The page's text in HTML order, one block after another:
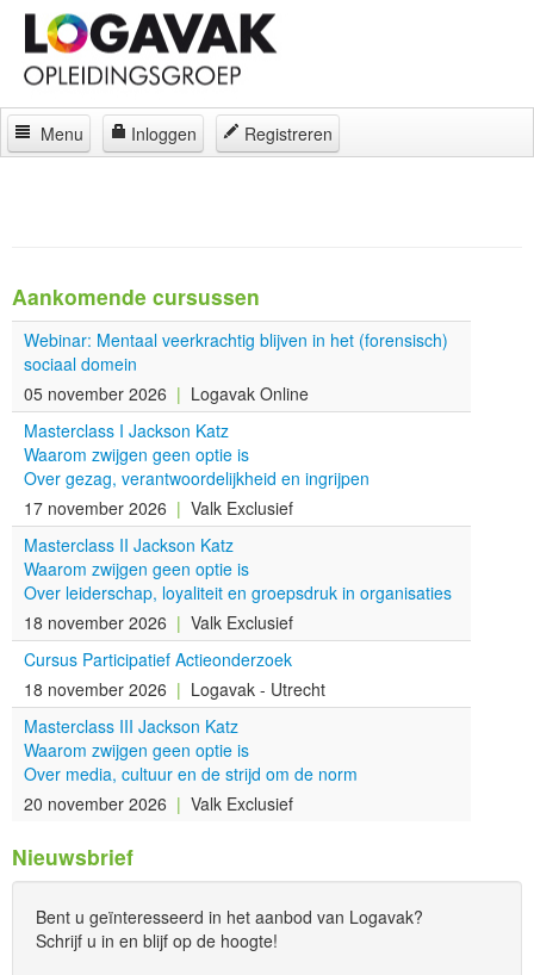
Menu Inloggen
Registreren
Regelingen
Locaties
Contact
Over
Aankomende cursussen
Webinar: Mentaal veerkrachtig blijven in het (forensisch)
sociaal domein
05 november 2026 | Logavak Online
Masterclass I Jackson Katz
Waarom zwijgen geen optie is
Over gezag, verantwoordelijkheid en ingrijpen
17 november 2026 | Valk Exclusief
Masterclass II Jackson Katz
Waarom zwijgen geen optie is
Over leiderschap, loyaliteit en groepsdruk in organisaties
18 november 2026 | Valk Exclusief
Cursus Participatief Actieonderzoek
18 november 2026 | Logavak - Utrecht
Masterclass III Jackson Katz
Waarom zwijgen geen optie is
Over media, cultuur en de strijd om de norm
20 november 2026 | Valk Exclusief
Nieuwsbrief
Bent u geïnteresseerd in het aanbod van Logavak?
Schrijf u in en blijf op de hoogte!